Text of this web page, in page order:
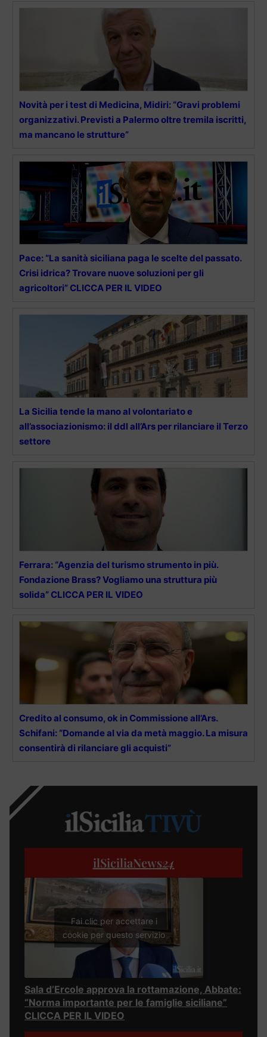
Novità per i test di Medicina, Midiri: “Gravi problemi
organizzativi. Previsti a Palermo oltre tremila iscritti,
ma mancano le strutture”
Pace: “La sanità siciliana paga le scelte del passato.
Crisi idrica? Trovare nuove soluzioni per gli
agricoltori” CLICCA PER IL VIDEO
La Sicilia tende la mano al volontariato e
all’associazionismo: il ddl all’Ars per rilanciare il Terzo
settore
Ferrara: “Agenzia del turismo strumento in più.
Fondazione Brass? Vogliamo una struttura più
solida” CLICCA PER IL VIDEO
Credito al consumo, ok in Commissione all’Ars.
Schifani: “Domande al via da metà maggio. La misura
consentirà di rilanciare gli acquisti”
ilSiciliaNews24
Fai clic per accettare i
cookie per questo servizio
Sala d’Ercole approva la rottamazione, Abbate:
“Norma importante per le famiglie siciliane”
CLICCA PER IL VIDEO